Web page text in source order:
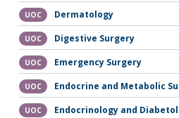
UOC Dermatology
UOC Digestive Surgery
UOC Emergency Surgery
UOC Endocrine and Metabolic
UOC Endocrinology and